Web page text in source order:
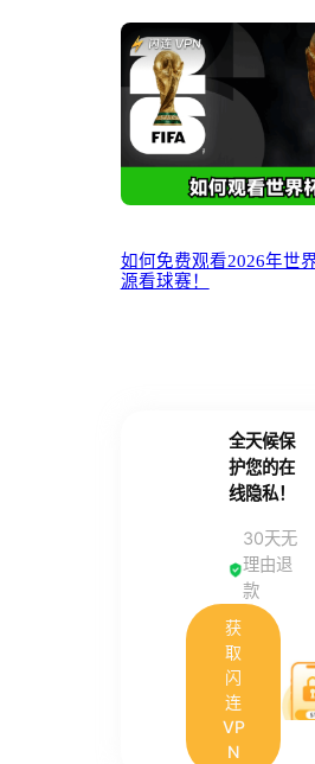
如何免费观看2026年世
源看球赛！
全天候保
护您的在
线隐私！
30天无
理由退
款
获
取
闪
连
VP
N